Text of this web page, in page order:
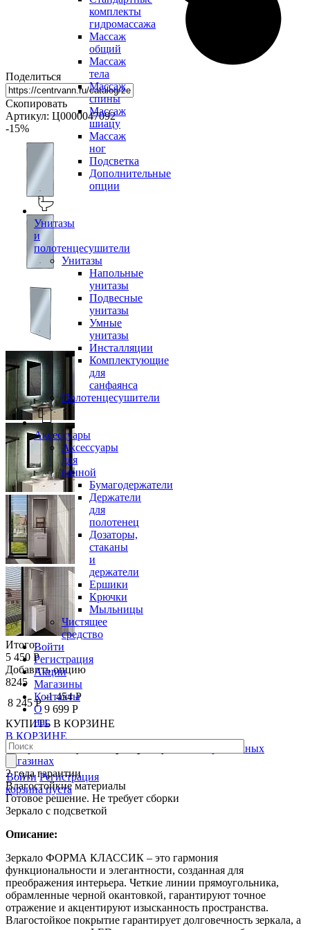
комплекты
гидромассажа
Массаж
общий
Массаж
тела
Массаж
спины
Массаж
шиацу
Массаж
ног
Подсветка
Дополнительные
опции
Унитазы
и
полотенцесушители
Унитазы
Напольные
унитазы
Подвесные
унитазы
Умные
унитазы
Инсталляции
Комплектующие
для
санфаянса
Полотенцесушители
Аксессуары
Аксессуары
для
ванной
Бумагодержатели
Держатели
для
полотенец
Дозаторы,
стаканы
и
держатели
Ершики
Крючки
Мыльницы
Чистящее
средство
Войти
Регистрация
Акции
Магазины
Контакты
О
нас
Войти Регистрация
корзина пуста
Поделиться
Скопировать
Артикул: Ц0000047092
-15%
Итого:
5 450 Р
Добавить опцию
8245
8 245 Р
-1 454 Р
9 699 Р
КУПИТЬ В КОРЗИНЕ
В КОРЗИНЕ
Товар можно купить
в наших розничных
магазинах
2 года гарантии
Влагостойкие материалы
Готовое решение. Не требует сборки
Зеркало с подсветкой
Описание:
Зеркало ФОРМА КЛАССИК – это гармония
функциональности и элегантности, созданная для
преображения интерьера. Четкие линии прямоугольника,
обрамленные черной окантовкой, гарантируют точное
отражение и акцентируют изысканность пространства.
Влагостойкое покрытие гарантирует долговечность зеркала, а